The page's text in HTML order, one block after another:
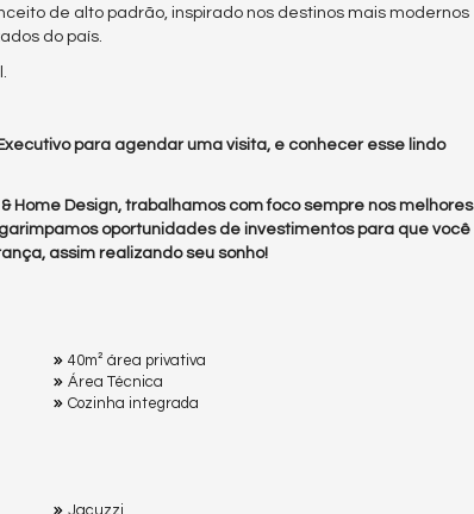
de alto padrão, inspirado nos destinos mais modernos
do país.
para agendar uma visita, e conhecer esse lindo
Home Design, trabalhamos com foco sempre nos melhores
oportunidades de investimentos para que você
assim realizando seu sonho!
40m² área privativa
Área Técnica
Cozinha integrada